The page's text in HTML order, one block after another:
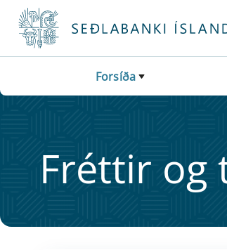
Fara beint í Meginmál
Forsíða
Frétt­ir og